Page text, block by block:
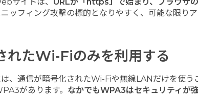
ッフィング攻撃の標的となりやすく、可能な限り
たWi-Fiのみを利用する
、通信が暗号化されたWi-Fiや無線LANだけを使
があります。 なかでもWPA3はセキュリティが